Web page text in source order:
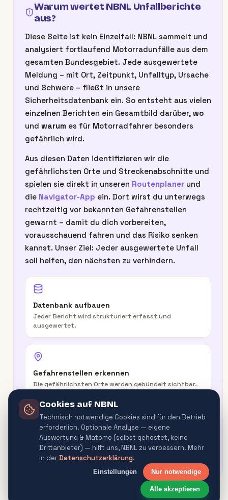
Warum wertet NBNL Unfallberichte
aus?
Diese Seite ist kein Einzelfall: NBNL sammelt und
analysiert fortlaufend Motorradunfälle aus dem
gesamten Bundesgebiet. Jede ausgewertete
Meldung – mit Ort, Zeitpunkt, Unfalltyp, Ursache
und Schwere – fließt in unsere
Sicherheitsdatenbank ein. So entsteht aus vielen
einzelnen Berichten ein Gesamtbild darüber, wo
und warum es für Motorradfahrer besonders
gefährlich wird.
Aus diesen Daten identifizieren wir die
gefährlichsten Orte und Streckenabschnitte und
spielen sie direkt in unseren Routenplaner und
die Navigator-App ein. Dort wirst du unterwegs
rechtzeitig vor bekannten Gefahrenstellen
gewarnt – damit du dich vorbereiten,
vorausschauend fahren und das Risiko senken
kannst. Unser Ziel: Jeder ausgewertete Unfall
soll helfen, den nächsten zu verhindern.
Datenbank aufbauen
Jeder Bericht wird strukturiert erfasst und
ausgewertet.
Gefahrenstellen erkennen
Die gefährlichsten Orte werden gebündelt sichtbar.
In der Route warnen
Routenplaner & Navigator warnen vor
Gefahrenquellen.
Cookies auf NBNL
Technisch notwendige Cookies sind für den Betrieb
erforderlich. Optionale Analyse — eigene
Auswertung & Matomo (selbst gehostet, keine
Drittanbieter) — hilft uns, NBNL zu verbessern. Mehr
in derDatenschutzerklärung.
Einstellungen Nur notwendige
Alle akzeptieren